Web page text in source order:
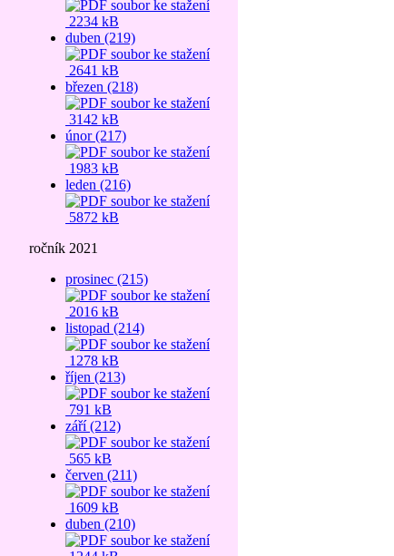
2234 kB
duben (219)
2641 kB
březen (218)
3142 kB
únor (217)
1983 kB
leden (216)
5872 kB
ročník 2021
prosinec (215)
2016 kB
listopad (214)
1278 kB
říjen (213)
791 kB
září (212)
565 kB
červen (211)
1609 kB
duben (210)